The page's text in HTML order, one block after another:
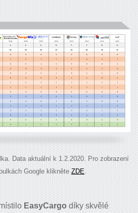
Data aktuální k 1.2.2020. Pro zobrazení
Google klikněte ZDE.
EasyCargo díky skvělé